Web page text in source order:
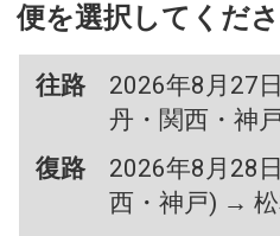
便を選択してくだ
往路
2026年8月27
丹・関西・神
復路
2026年8月28
西・神戸) →